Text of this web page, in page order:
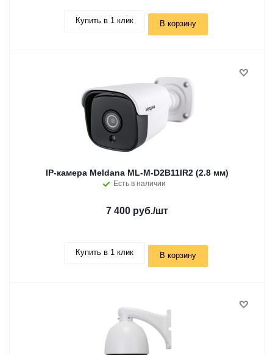
Купить в 1 клик В корзину
IP-камера Meldana ML-M-D2B11IR2 (2.8 мм)
Есть в наличии
7 400 руб./шт
Купить в 1 клик В корзину